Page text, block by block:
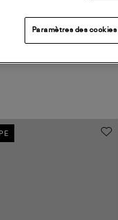
Paramètres des cookies